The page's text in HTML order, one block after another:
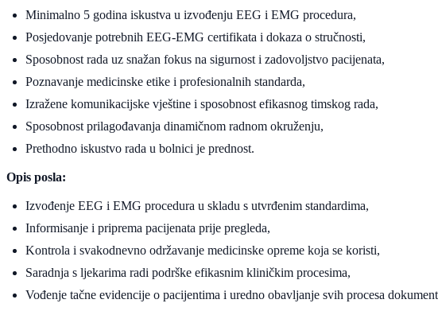
Minimalno 5 godina iskustva u izvođenju EEG i EMG procedura,
Posjedovanje potrebnih EEG-EMG certifikata i dokaza o stručnosti,
Sposobnost rada uz snažan fokus na sigurnost i zadovoljstvo pacijenata,
Poznavanje medicinske etike i profesionalnih standarda,
Izražene komunikacijske vještine i sposobnost efikasnog timskog rada,
Sposobnost prilagođavanja dinamičnom radnom okruženju,
Prethodno iskustvo rada u bolnici je prednost.
Opis posla:
Izvođenje EEG i EMG procedura u skladu s utvrđenim standardima,
Informisanje i priprema pacijenata prije pregleda,
Kontrola i svakodnevno održavanje medicinske opreme koja se koristi,
Saradnja s ljekarima radi podrške efikasnim kliničkim procesima,
Vođenje tačne evidencije o pacijentima i uredno obavljanje svih procesa